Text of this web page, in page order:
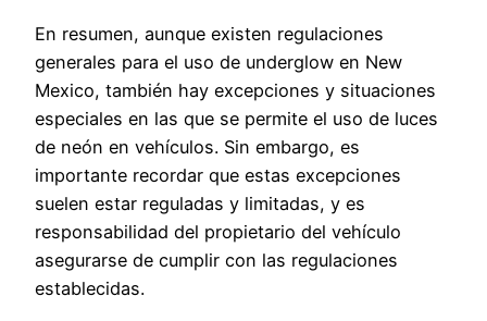
En resumen, aunque existen regulaciones
generales para el uso de underglow en New
Mexico, también hay excepciones y situaciones
especiales en las que se permite el uso de luces
de neón en vehículos. Sin embargo, es
importante recordar que estas excepciones
suelen estar reguladas y limitadas, y es
responsabilidad del propietario del vehículo
asegurarse de cumplir con las regulaciones
establecidas.